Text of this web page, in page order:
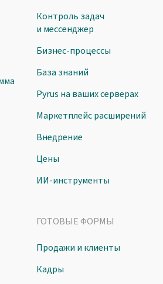
Контроль задач
и мессенджер
Бизнес-процессы
База знаний
Pyrus на ваших серверах
Маркетплейс расширений
Внедрение
Цены
ИИ-инструменты
ГОТОВЫЕ ФОРМЫ
Продажи и клиенты
Кадры